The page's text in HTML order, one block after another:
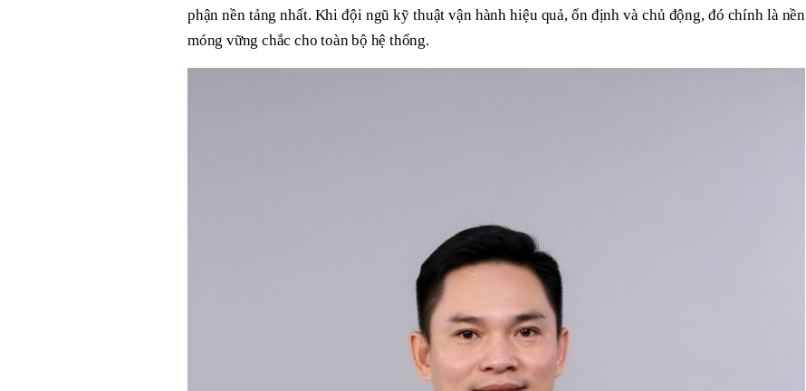
phận nền tảng nhất. Khi đội ngũ kỹ thuật vận hành hiệu quả, ổn định và chủ động, đó chính là nền
móng vững chắc cho toàn bộ hệ thống.